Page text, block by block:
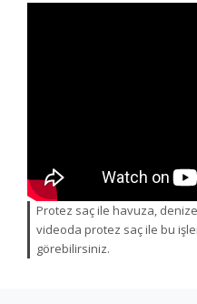
Protez saç ile havuza,
videoda protez saç ile bu
görebilirsiniz.